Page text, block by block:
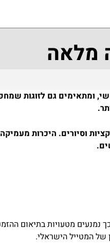
מלאה
ומתאימים גם לזוגות
וסיורים. היכרות
נמנעים מטעויות בתיאום
של המטייל הישראלי.